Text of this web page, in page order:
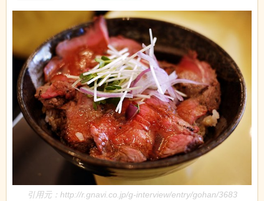
引用元：http://r.gnavi.co.jp/g-interview/entry/gohan/3683